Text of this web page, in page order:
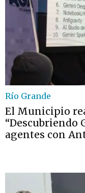
Río Grande
El Municipio
“Descubriendo
agentes con